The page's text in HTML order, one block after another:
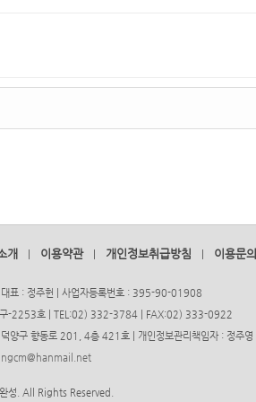
개 이용약관 개인정보취급방침 이용문의
대표 : 정주헌 | 사업자등록번호 : 395-90-01908
구-2253호 | TEL:02) 332-3784 | FAX:02) 333-0922
양구 향동로 201, 4층 421호 | 개인정보관리책임자 : 정주영
. All Rights Reserved.